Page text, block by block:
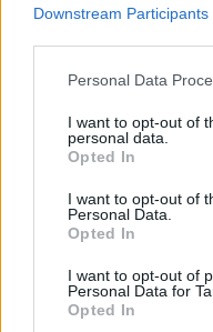
Downstream Participants
Please note that this
not limited to your visit
grant or deny consent to
use your data for below
consent section.
Personal Data
I want to opt-out of
personal data.
Opted In
I want to opt-out of
Personal Data.
Opted In
I want to opt-out of
Personal Data for
Opted In
Indulhat a Honvéd tér
klímatudatos
középpontba.
mesél